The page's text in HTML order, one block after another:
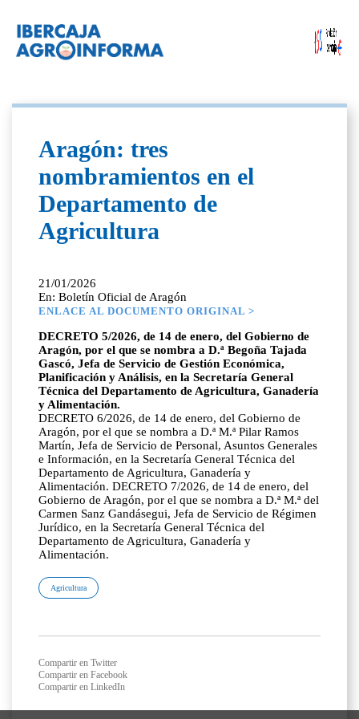
Aragón: tres
nombramientos en el
Departamento de
Agricultura
21/01/2026
En: Boletín Oficial de Aragón
ENLACE AL DOCUMENTO ORIGINAL >
DECRETO 5/2026, de 14 de enero, del Gobierno de
Aragón, por el que se nombra a D.ª Begoña Tajada
Gascó, Jefa de Servicio de Gestión Económica,
Planificación y Análisis, en la Secretaría General
Técnica del Departamento de Agricultura, Ganadería
y Alimentación.
DECRETO 6/2026, de 14 de enero, del Gobierno de
Aragón, por el que se nombra a D.ª M.ª Pilar Ramos
Martín, Jefa de Servicio de Personal, Asuntos Generales
e Información, en la Secretaría General Técnica del
Departamento de Agricultura, Ganadería y
Alimentación. DECRETO 7/2026, de 14 de enero, del
Gobierno de Aragón, por el que se nombra a D.ª M.ª del
Carmen Sanz Gandásegui, Jefa de Servicio de Régimen
Jurídico, en la Secretaría General Técnica del
Departamento de Agricultura, Ganadería y
Alimentación.
Agricultura
Compartir en Twitter
Compartir en Facebook
Compartir en LinkedIn